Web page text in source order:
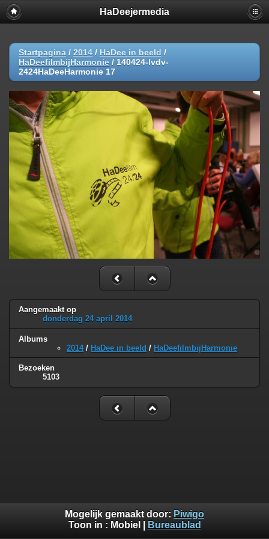
HaDeejermedia
Startpagina / 2014 / HaDee in beeld /
HaDeefilmbijHarmonie / 140424-lvdv-
2424HaDeeHarmonie 17
Aangemaakt op
donderdag 24 april 2014
Albums
2014/ HaDee in beeld / HaDeefilmbijHarmonie
Bezoeken
5103
Mogelijk gemaakt door: Piwigo
Toon in : Mobiel Bureaublad